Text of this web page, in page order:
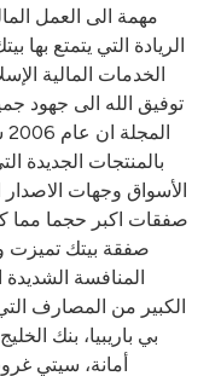
مهمة الى العمل
الريادة التي يتمتع بها
الخدمات المالية
توفيق الله الى جهود
بالمنتجات الجديدة
الأسواق وجهات
صفقات اكبر حجما مما
صفقة بيتك تميزت
المنافسة الشديدة
الكبير من المصارف
بي باريبيا، بنك
أمانة، سيتي